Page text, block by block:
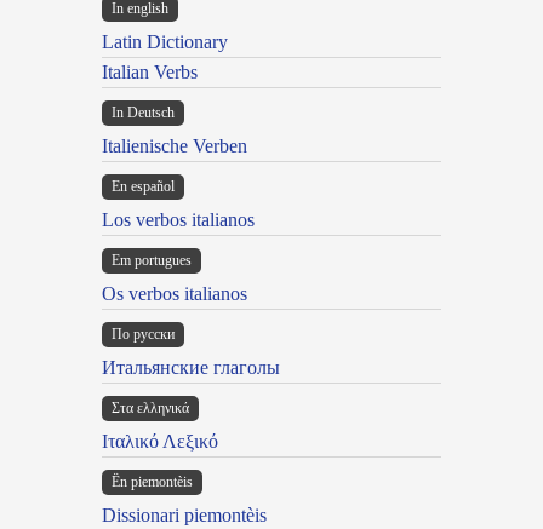
In english
Latin Dictionary
Italian Verbs
In Deutsch
Italienische Verben
En español
Los verbos italianos
Em portugues
Os verbos italianos
По русски
Итальянские глаголы
Στα ελληνικά
Ιταλικό Λεξικό
Ën piemontèis
Dissionari piemontèis